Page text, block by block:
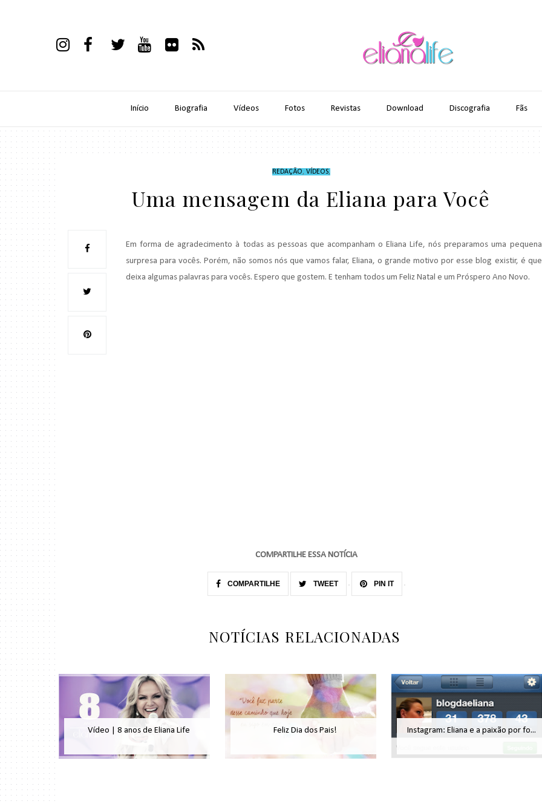
Início Biografia Vídeos Fotos Revistas Download Discografia Fãs
REDAÇÃO, VÍDEOS,
Uma mensagem da Eliana para Você
Em forma de agradecimento à todas as pessoas que acompanham o Eliana Life, nós preparamos uma pequena
surpresa para vocês. Porém, não somos nós que vamos falar, Eliana, o grande motivo por esse blog existir, é que
deixa algumas palavras para vocês. Espero que gostem. E tenham todos um Feliz Natal e um Próspero Ano Novo.
COMPARTILHE ESSA NOTÍCIA
COMPARTILHE TWEET PIN IT
NOTÍCIAS RELACIONADAS
Vídeo | 8 anos de Eliana Life Feliz Dia dos Pais! Instagram: Eliana e a paixão por fo...